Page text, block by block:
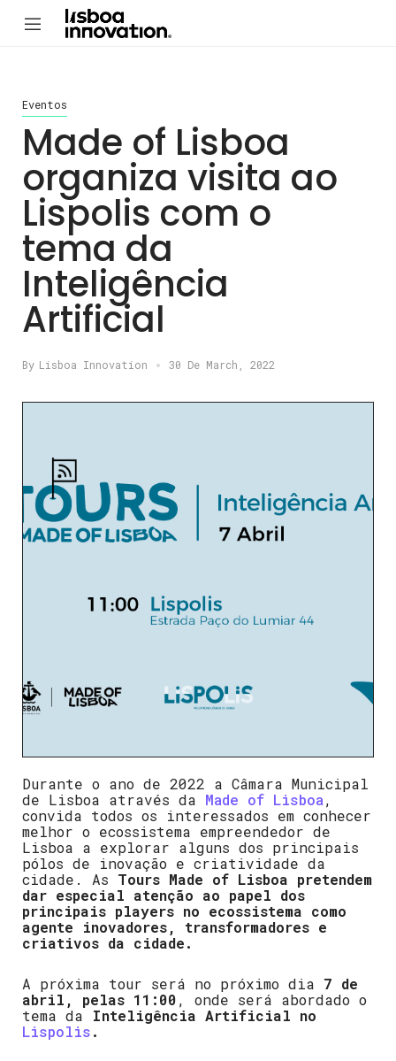
Eventos
Made of Lisboa
organiza visita ao
Lispolis com o
tema da
Inteligência
Artificial
By Lisboa Innovation 30 De March, 2022
Durante o ano de 2022 a Câmara Municipal
de Lisboa através da Made of Lisboa,
convida todos os interessados em conhecer
melhor o ecossistema empreendedor de
Lisboa a explorar alguns dos principais
pólos de inovação e criatividade da
cidade. As Tours Made of Lisboa pretendem
dar especial atenção ao papel dos
principais players no ecossistema como
agente inovadores, transformadores e
criativos da cidade.
A próxima tour será no próximo dia 7 de
abril, pelas 11:00, onde será abordado o
tema da Inteligência Artificial no
Lispolis.